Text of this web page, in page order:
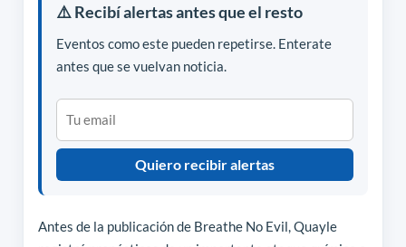
⚠️ Recibí alertas antes que el resto
Eventos como este pueden repetirse. Enterate
antes que se vuelvan noticia.
Quiero recibir alertas
Antes de la publicación de Breathe No Evil, Quayle